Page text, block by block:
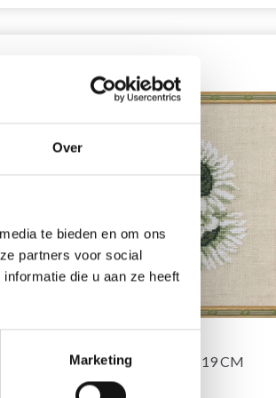
Over
te bieden en om ons
partners voor social
die u aan ze heeft
Marketing
ZONNEBLOEM 18 X 19 CM